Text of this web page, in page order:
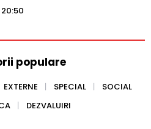
populare
EXTERNE SPECIAL
SOCIAL
DEZVALUIRI